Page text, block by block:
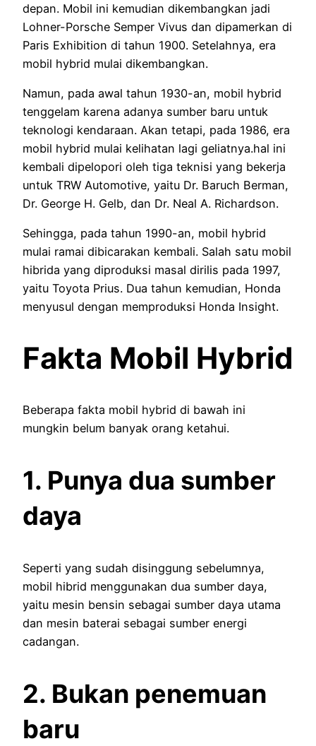
depan. Mobil ini kemudian dikembangkan jadi
Lohner-Porsche Semper Vivus dan dipamerkan di
Paris Exhibition di tahun 1900. Setelahnya, era
mobil hybrid mulai dikembangkan.
Namun, pada awal tahun 1930-an, mobil hybrid
tenggelam karena adanya sumber baru untuk
teknologi kendaraan. Akan tetapi, pada 1986, era
mobil hybrid mulai kelihatan lagi geliatnya.hal ini
kembali dipelopori oleh tiga teknisi yang bekerja
untuk TRW Automotive, yaitu Dr. Baruch Berman,
Dr. George H. Gelb, dan Dr. Neal A. Richardson.
Sehingga, pada tahun 1990-an, mobil hybrid
mulai ramai dibicarakan kembali. Salah satu mobil
hibrida yang diproduksi masal dirilis pada 1997,
yaitu Toyota Prius. Dua tahun kemudian, Honda
menyusul dengan memproduksi Honda Insight.
Fakta Mobil Hybrid
Beberapa fakta mobil hybrid di bawah ini
mungkin belum banyak orang ketahui.
1. Punya dua sumber
daya
Seperti yang sudah disinggung sebelumnya,
mobil hibrid menggunakan dua sumber daya,
yaitu mesin bensin sebagai sumber daya utama
dan mesin baterai sebagai sumber energi
cadangan.
2. Bukan penemuan
baru